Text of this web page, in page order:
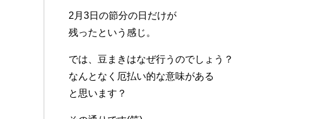
2月3日の節分の日だけが
残ったという感じ。
では、豆まきはなぜ行うのでしょう？
なんとなく厄払い的な意味がある
と思います？